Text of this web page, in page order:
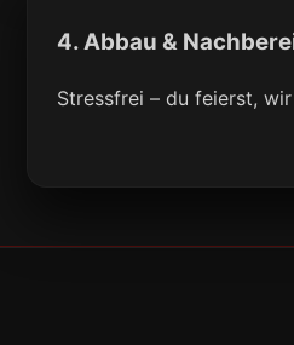
4. Abbau &
Stressfrei – du feierst,